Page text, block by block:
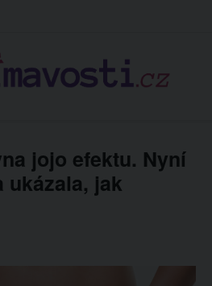
jojo efektu. Nyní
ukázala, jak